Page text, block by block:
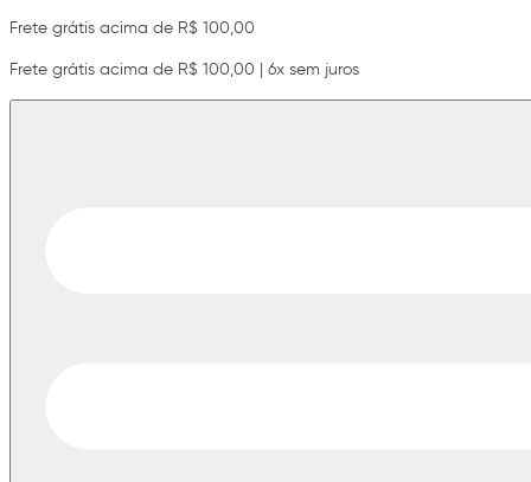
Frete grátis acima de R$ 100,00
Frete grátis acima de R$ 100,00 | 6x sem juros